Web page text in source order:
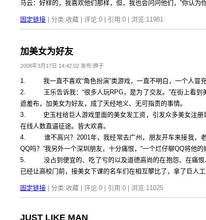
马云：好样的，我喜欢他们那样，但，我也会问问他们，“你认为你
固定链接 | 分类:收藏 | 评论:0 | 引用:0 | 浏览:11981
加美女为好友
2008年3月17日 14:42:02 发布:狮子
1. 我一直不喜欢“角色扮演”类游戏，一直不明白，一个人冒充
2. 王乐告诉我：“很多人玩RPG，是为了交友。”在街上看到
遮羞布，加美女为好友，成了天经地义、无可指责的事情。
3. 史玉柱给巨人游戏里面的美女发工资，引发众多美女注册巨
在线人数直逼征途。皆大欢喜。
4. 谁不高兴？2001年，我经常去广州，朋友开车来接我，老
QQ吗？”我另外一个深圳朋友，十分痛恨，“一个烂仔聊QQ将他的
5. 没占到便宜的、吃了亏的以及道德高尚的在抱怨、在痛恨、
已经让高校门前，接美女下课的名车们在相互攀比了，拿了巨人
固定链接 | 分类:收藏 | 评论:0 | 引用:0 | 浏览:11025
JUST LIKE MAN